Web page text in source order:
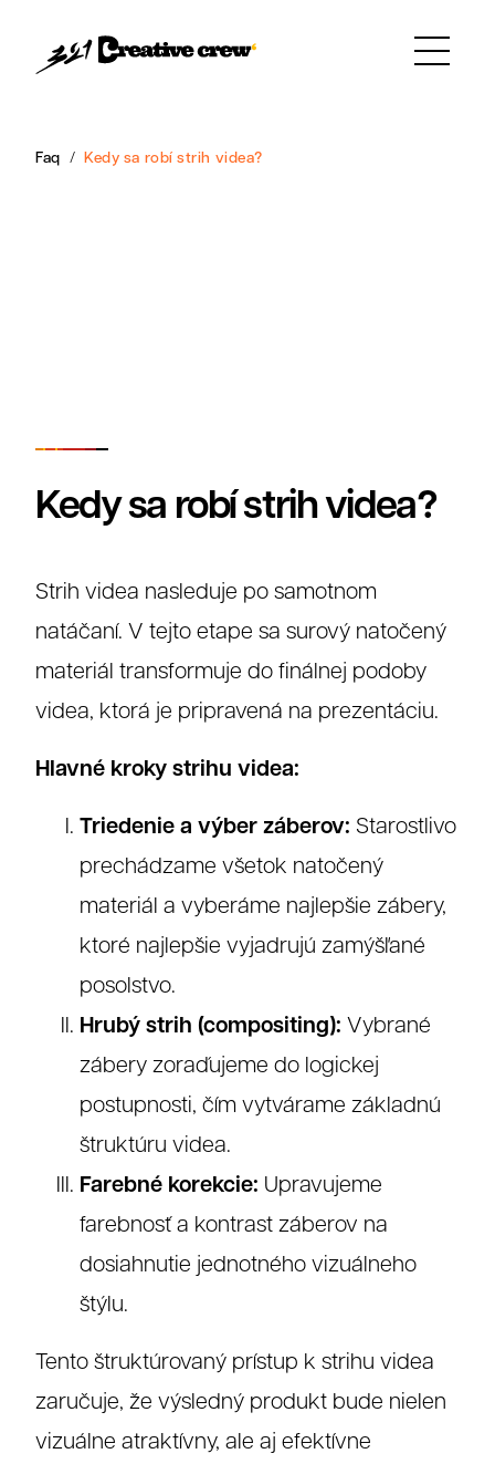
Faq Kedy sa robí strih videa?
Kedy sa robí strih videa?
Strih videa nasleduje po samotnom
natáčaní. V tejto etape sa surový natočený
materiál transformuje do finálnej podoby
videa, ktorá je pripravená na prezentáciu.
Hlavné kroky strihu videa:
Triedenie a výber záberov: Starostlivo
prechádzame všetok natočený
materiál a vyberáme najlepšie zábery,
ktoré najlepšie vyjadrujú zamýšľané
posolstvo.
Hrubý strih (compositing): Vybrané
zábery zoraďujeme do logickej
postupnosti, čím vytvárame základnú
štruktúru videa.
Farebné korekcie: Upravujeme
farebnosť a kontrast záberov na
dosiahnutie jednotného vizuálneho
štýlu.
Tento štruktúrovaný prístup k strihu videa
zaručuje, že výsledný produkt bude nielen
vizuálne atraktívny, ale aj efektívne